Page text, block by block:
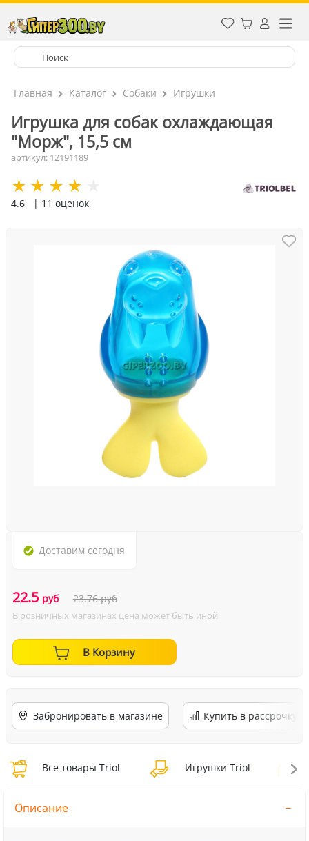
Главная Каталог Собаки Игрушки
Игрушка для собак охлаждающая
"Морж", 15,5 см
артикул: 12191189
4.6 | 11 оценок
Доставим сегодня
22.5 руб 23.76руб
В розничных магазинах цена может быть иной
В Корзину
Забронировать в магазине Купить в рассрочку
Все товары Triol Игрушки Triol
Описание